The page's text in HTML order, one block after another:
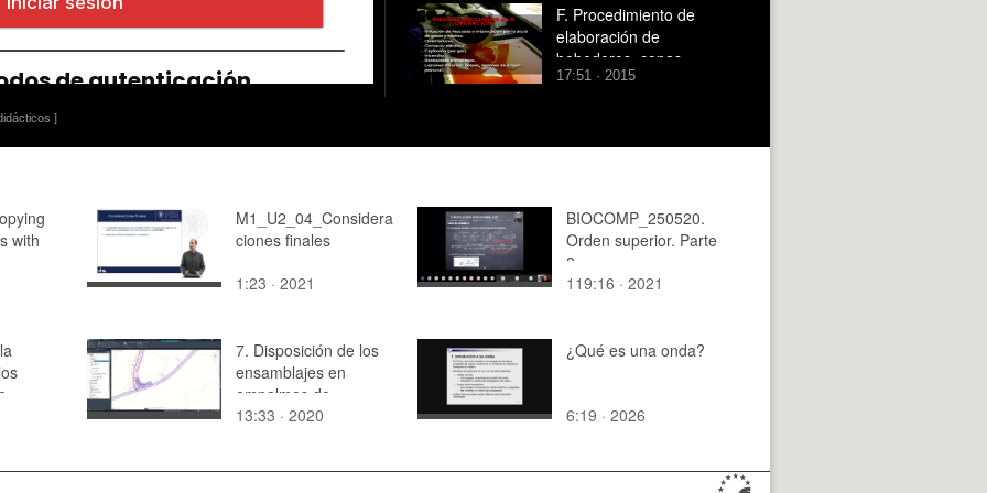
]
F. Procedimiento de
elaboración de
bebederos, copas,
planchas y bloques de
17:51 · 2015
with
M1_U2_04_Considera
ciones finales
1:23 · 2021
BIOCOMP_250520.
Orden superior. Parte
2.
119:16 · 2021
7. Disposición de los
ensamblajes en
empalmes de
intersección
13:33 · 2020
¿Qué es una onda?
6:19 · 2026